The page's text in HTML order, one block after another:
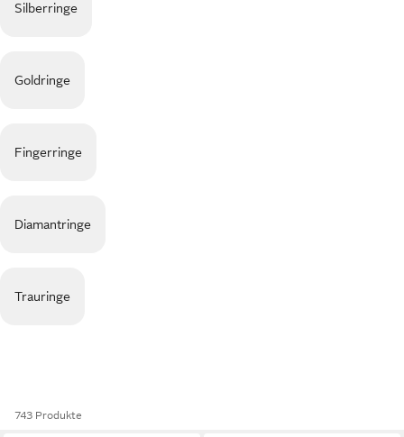
Silberringe
Goldringe
Fingerringe
Diamantringe
Trauringe
743 Produkte